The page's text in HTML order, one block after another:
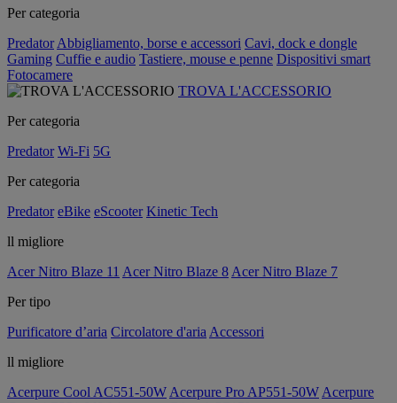
Per categoria
Predator Abbigliamento, borse e accessori Cavi, dock e dongle
Gaming Cuffie e audio Tastiere, mouse e penne Dispositivi smart
Fotocamere
TROVA L'ACCESSORIO
Per categoria
Predator Wi-Fi 5G
Per categoria
Predator eBike eScooter Kinetic Tech
ll migliore
Acer Nitro Blaze 11 Acer Nitro Blaze 8 Acer Nitro Blaze 7
Per tipo
Purificatore d’aria Circolatore d'aria Accessori
ll migliore
Acerpure Cool AC551-50W Acerpure Pro AP551-50W Acerpure